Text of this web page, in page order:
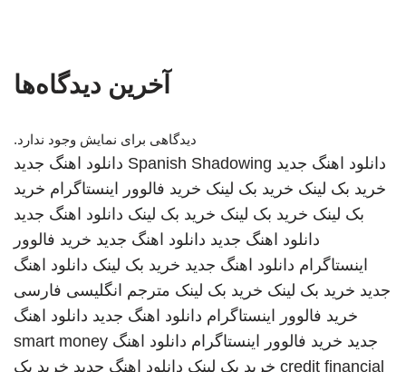
آخرین دیدگاه‌ها
دیدگاهی برای نمایش وجود ندارد.
دانلود اهنگ جدید Spanish Shadowing دانلود اهنگ جدید
خرید بک لینک خرید بک لینک خرید فالوور اینستاگرام خرید
بک لینک خرید بک لینک خرید بک لینک دانلود اهنگ جدید
دانلود اهنگ جدید دانلود اهنگ جدید خرید فالوور
اینستاگرام دانلود اهنگ جدید خرید بک لینک دانلود اهنگ
جدید خرید بک لینک خرید بک لینک مترجم انگلیسی فارسی
خرید فالوور اینستاگرام دانلود اهنگ جدید دانلود اهنگ
جدید خرید فالوور اینستاگرام دانلود اهنگ smart money
credit financial خرید بک لینک دانلود اهنگ جدید خرید بک